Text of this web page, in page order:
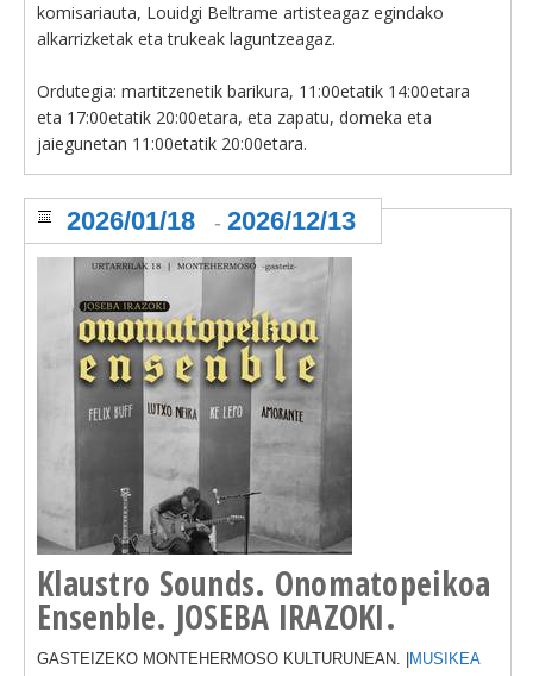
komisariauta, Louidgi Beltrame artisteagaz egindako
alkarrizketak eta trukeak laguntzeagaz.
Ordutegia: martitzenetik barikura, 11:00etatik 14:00etara
eta 17:00etatik 20:00etara, eta zapatu, domeka eta
jaiegunetan 11:00etatik 20:00etara.
Klaustro Sounds. Onomatopeikoa
Ensenble. JOSEBA IRAZOKI.
2026/01/18 - 2026/12/13
GASTEIZEKO MONTEHERMOSO KULTURUNEAN. | MUSIKEA